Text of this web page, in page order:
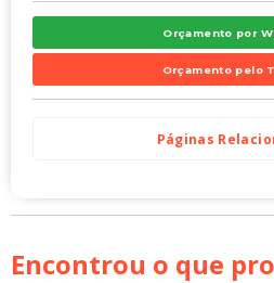
Orçamento por
Orçamento pelo
Páginas
Encontrou o que